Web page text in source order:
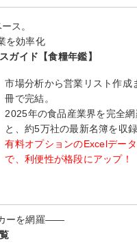
ス。
を効率化
ガイド【食糧年鑑】
市場分析から営業リスト作成
冊で完結。
2025年の食品産業界を完全網
と、約5万社の最新名簿を収録
有料オプションのExcelデー
で、利便性が格段にアップ！
ーを網羅――